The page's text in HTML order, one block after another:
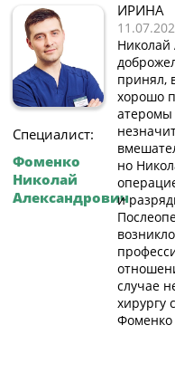
Специалист:
Фоменко
Николай
Александрович
ИРИНА
Николай
принял,
хорошо
но
и
случае
хирургу
Фоменко